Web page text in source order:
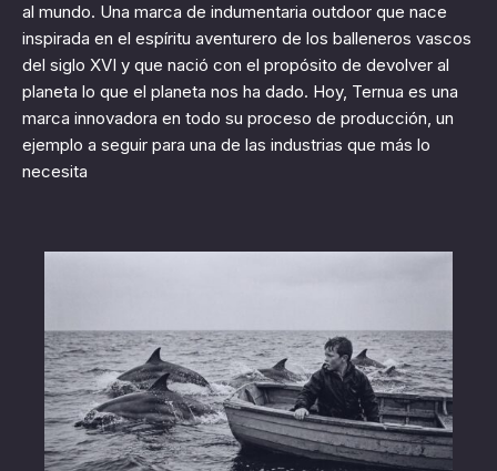
al mundo. Una marca de indumentaria outdoor que nace
inspirada en el espíritu aventurero de los balleneros vascos
del siglo XVI y que nació con el propósito de devolver al
planeta lo que el planeta nos ha dado. Hoy, Ternua es una
marca innovadora en todo su proceso de producción, un
ejemplo a seguir para una de las industrias que más lo
necesita